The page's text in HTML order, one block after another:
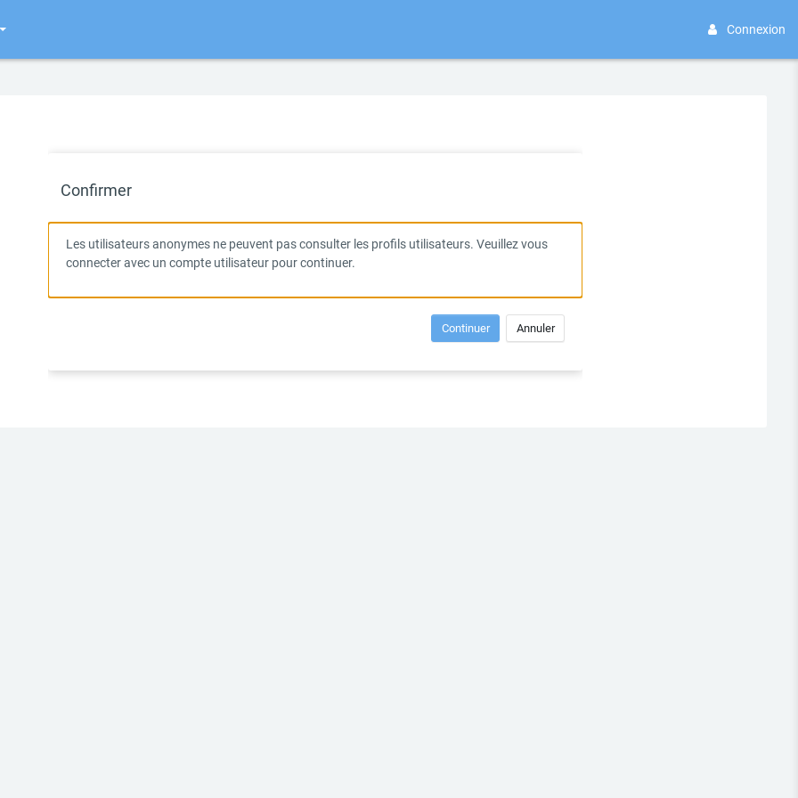
Connexion
Confirmer
Les utilisateurs anonymes ne peuvent pas consulter les profils utilisateurs. Veuillez vous
connecter avec un compte utilisateur pour continuer.
Continuer Annuler